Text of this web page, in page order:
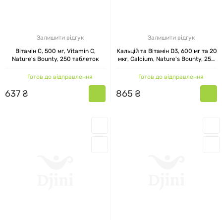
Залишити відгук
Вітамін C, 500 мг, Vitamin C,
Nature's Bounty, 250 таблеток
Готов до відправлення
637₴
Залишити відгук
Кальцій та Вітамін D3, 600 мг та 20
мкг, Calcium, Nature's Bounty, 250
Готов до відправлення
865 ₴